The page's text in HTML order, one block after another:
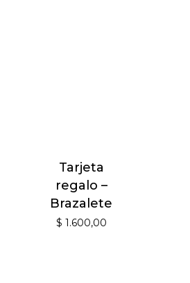
Tarjeta
regalo –
Brazalete
$ 1.600,00